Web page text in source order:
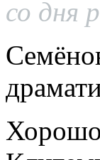
со дня